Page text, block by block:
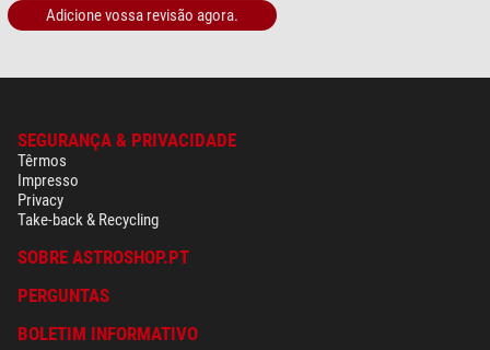
Adicione vossa revisão agora.
SEGURANÇA & PRIVACIDADE
Têrmos
Impresso
Privacy
Take-back & Recycling
SOBRE ASTROSHOP.PT
PERGUNTAS
BOLETIM INFORMATIVO